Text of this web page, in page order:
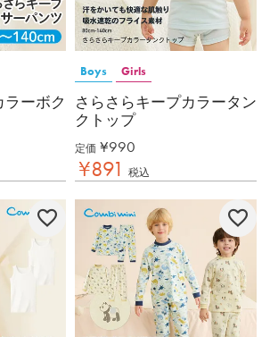
ラーボク
Boys Girls
さらさらキープカラータン
クトップ
定価 ¥990
¥891 税込